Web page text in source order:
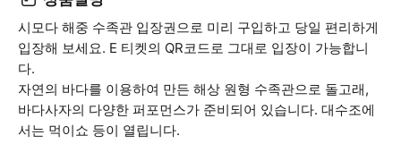
시모다 해중 수족관 입장권으로 미리 구입하고 당일 편리하게
입장해 보세요. E 티켓의 QR코드로 그대로 입장이 가능합니
다.
자연의 바다를 이용하여 만든 해상 원형 수족관으로 돌고래,
바다사자의 다양한 퍼포먼스가 준비되어 있습니다. 대수조에
서는 먹이쇼 등이 열립니다.